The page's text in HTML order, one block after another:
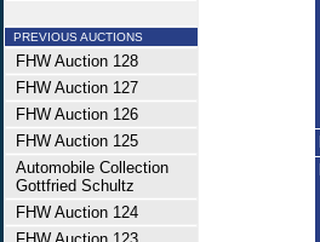
PREVIOUS AUCTIONS
FHW Auction 128
FHW Auction 127
FHW Auction 126
FHW Auction 125
Automobile Collection
Gottfried Schultz
FHW Auction 124